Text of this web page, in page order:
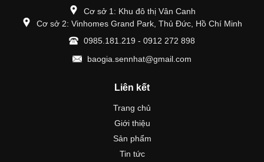
Cơ sở 1: Khu đô thị Vân Canh
Cơ sở 2: Vinhomes Grand Park, Thủ Đức, Hồ Chí Minh
0985.181.219 - 0912 272 898
baogia.sennhat@gmail.com
Liên kết
Trang chủ
Giới thiệu
Sản phẩm
Tin tức